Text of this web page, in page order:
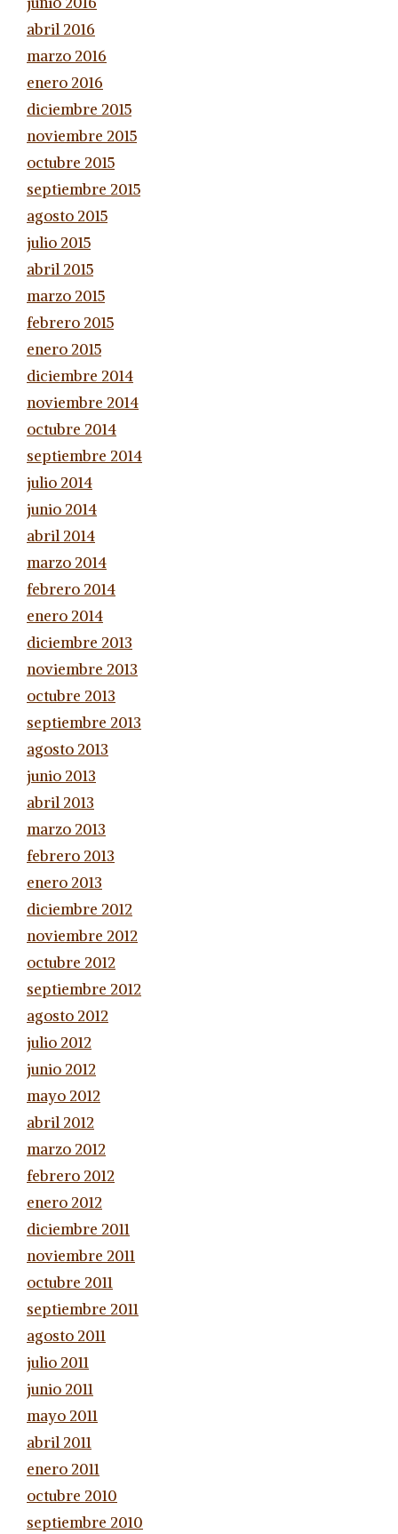
abril 2016
marzo 2016
enero 2016
diciembre 2015
noviembre 2015
octubre 2015
septiembre 2015
agosto 2015
julio 2015
abril 2015
marzo 2015
febrero 2015
enero 2015
diciembre 2014
noviembre 2014
octubre 2014
septiembre 2014
julio 2014
junio 2014
abril 2014
marzo 2014
febrero 2014
enero 2014
diciembre 2013
noviembre 2013
octubre 2013
septiembre 2013
agosto 2013
junio 2013
abril 2013
marzo 2013
febrero 2013
enero 2013
diciembre 2012
noviembre 2012
octubre 2012
septiembre 2012
agosto 2012
julio 2012
junio 2012
mayo 2012
abril 2012
marzo 2012
febrero 2012
enero 2012
diciembre 2011
noviembre 2011
octubre 2011
septiembre 2011
agosto 2011
julio 2011
junio 2011
mayo 2011
abril 2011
enero 2011
octubre 2010
septiembre 2010